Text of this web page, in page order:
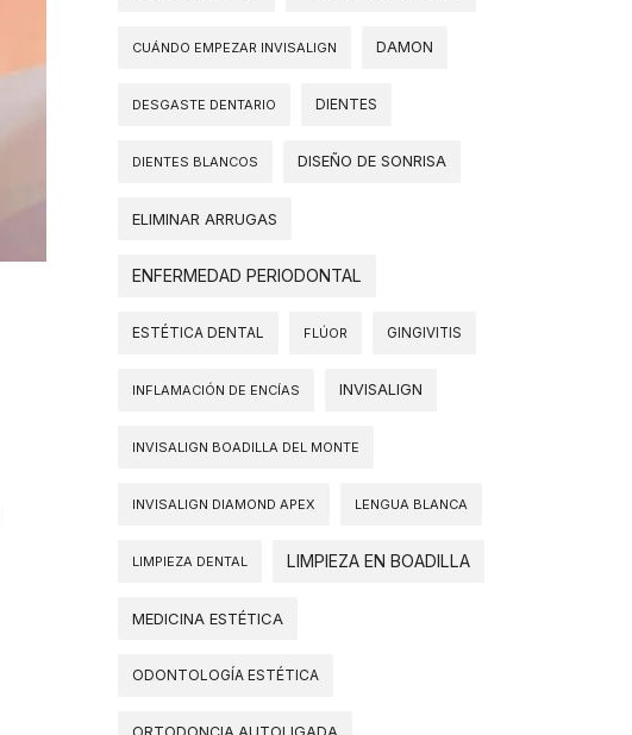
CUÁNDO EMPEZAR INVISALIGN DAMON
DESGASTE DENTARIO DIENTES
DIENTES BLANCOS DISEÑO DE SONRISA
ELIMINAR ARRUGAS
ENFERMEDAD PERIODONTAL
ESTÉTICA DENTAL FLÚOR GINGIVITIS
INFLAMACIÓN DE ENCÍAS INVISALIGN
INVISALIGN BOADILLA DEL MONTE
INVISALIGN DIAMOND APEX LENGUA BLANCA
LIMPIEZA DENTAL LIMPIEZA EN BOADILLA
MEDICINA ESTÉTICA
ODONTOLOGÍA ESTÉTICA